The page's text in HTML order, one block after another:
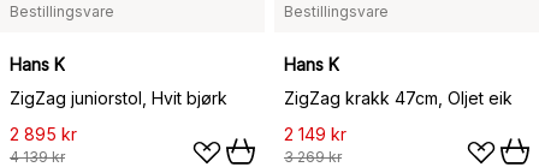
Bestillingsvare
Hans K
ZigZag juniorstol, Hvit bjørk
2 895 kr
4 139 kr
Bestillingsvare
Hans K
ZigZag krakk 47cm, Oljet eik
2 149 kr
3 269 kr